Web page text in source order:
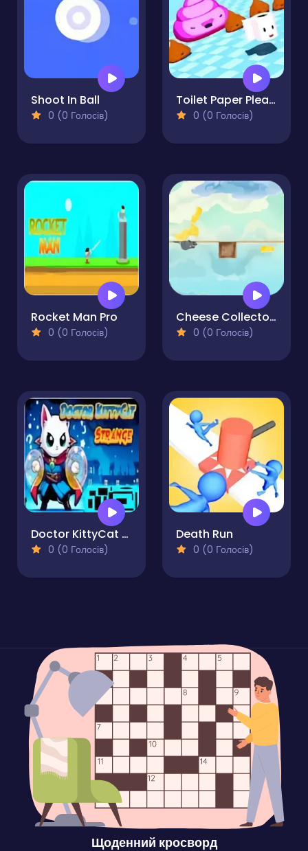
Shoot In Ball
0 (0 Голосів)
Toilet Paper Please
0 (0 Голосів)
Rocket Man Pro
0 (0 Голосів)
Cheese Collector-Rat Runner
0 (0 Голосів)
Doctor KittyCat Strange Pro
0 (0 Голосів)
Death Run
0 (0 Голосів)
Щоденний кросворд